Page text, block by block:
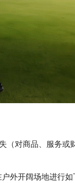
（对商品、服务或
外开阔场地进行如